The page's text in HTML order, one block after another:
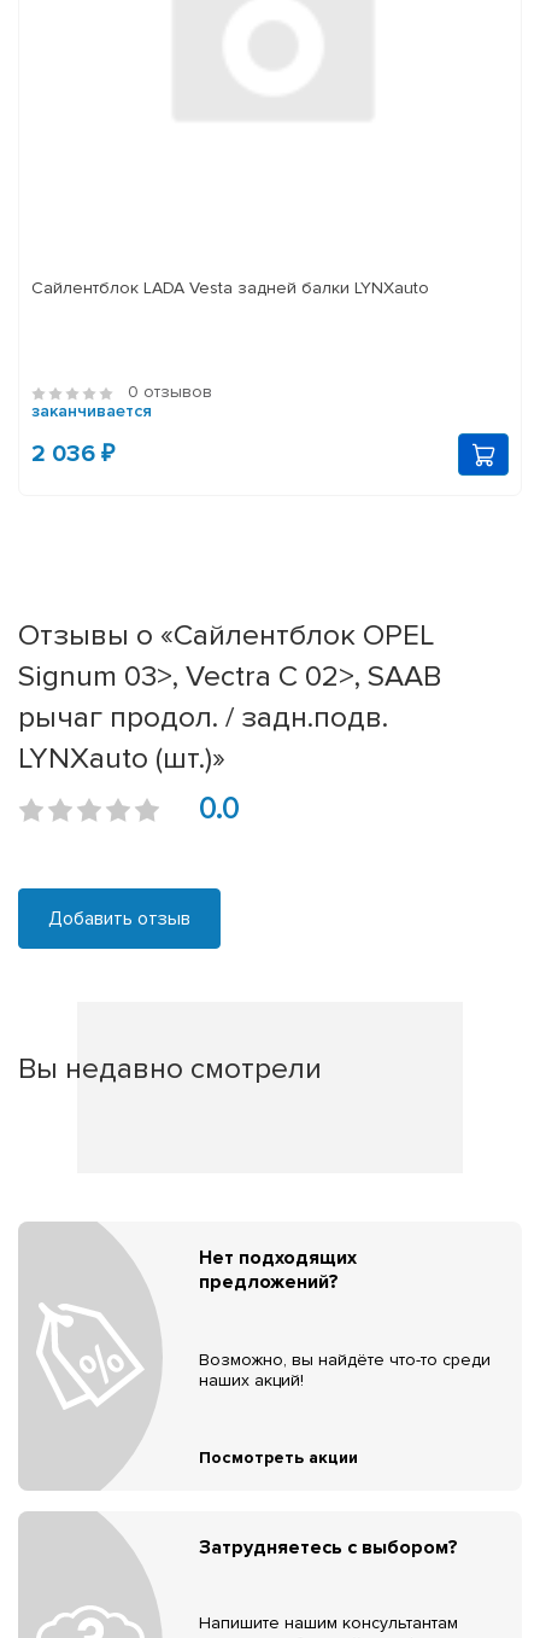
Сайлентблок LADA Vesta задней балки LYNXauto
0 отзывов
заканчивается
2 036 ₽
Отзывы о «Сайлентблок OPEL
Signum 03>, Vectra C 02>, SAAB
рычаг продол. / задн.подв.
LYNXauto (шт.)»
0.0
Добавить отзыв
Вы недавно смотрели
Нет подходящих
предложений?
Возможно, вы найдёте что-то среди
наших акций!
Посмотреть акции
Затрудняетесь с выбором?
Напишите нашим консультантам